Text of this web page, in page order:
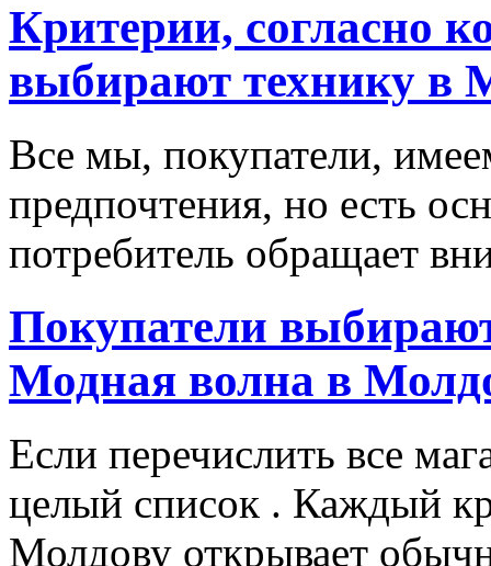
Критерии, согласно
выбирают технику в
Все мы, покупатели,
предпочтения, но есть
потребитель обращает
Покупатели
Модная волна в
Если перечислить все
целый список . Каждый
Молдову открывает